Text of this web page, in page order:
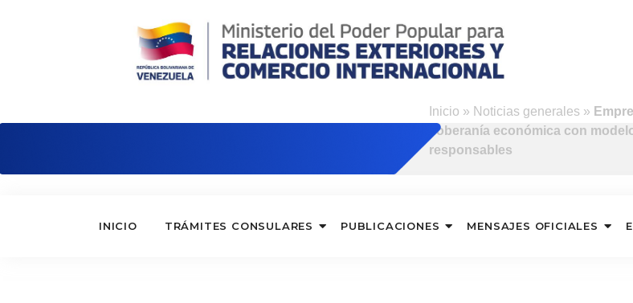
Inicio » Noticias generales »
soberanía económica con
responsables
INICIO TRÁMITES CONSULARES PUBLICACIONES MENSAJES OFICIALES